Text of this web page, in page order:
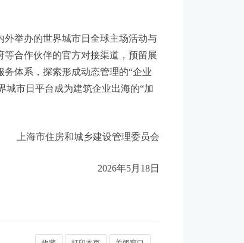
举办的世界城市日全球主场活动与
体系，探索形成动态管理的“企业